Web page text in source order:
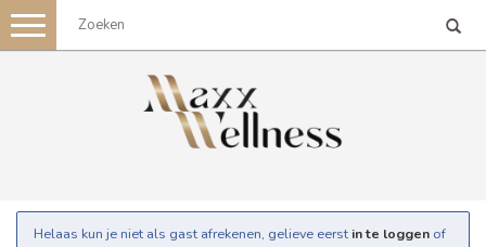
Toggle
navigation
Helaas kun je niet als gast afrekenen, gelieve eerst in te loggen of